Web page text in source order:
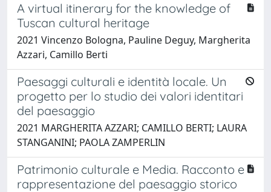
A virtual itinerary for the knowledge of
Tuscan cultural heritage
2021 Vincenzo Bologna, Pauline Deguy, Margherita
Azzari, Camillo Berti
Paesaggi culturali e identità locale. Un
progetto per lo studio dei valori identitari
del paesaggio
2021 MARGHERITA AZZARI; CAMILLO BERTI; LAURA
STANGANINI; PAOLA ZAMPERLIN
Patrimonio culturale e Media. Racconto e
rappresentazione del paesaggio storico